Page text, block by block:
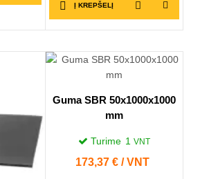
Į KREPŠELĮ
Guma SBR 50x1000x1000
mm
Turime 1 VNT
Kaina
173,37 € / VNT